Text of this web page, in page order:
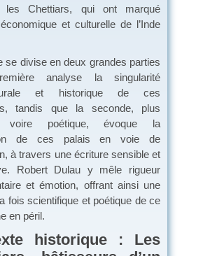
les Chettiars, qui ont marqué
économique et culturelle de l’Inde
se divise en deux grandes parties
analyse la singularité
et historique de ces
tandis que la seconde, plus
voire poétique, évoque la
de ces palais en voie de
à travers une écriture sensible et
Robert Dulau y mêle rigueur
et émotion, offrant ainsi une
fois scientifique et poétique de ce
en péril.
historique : Les